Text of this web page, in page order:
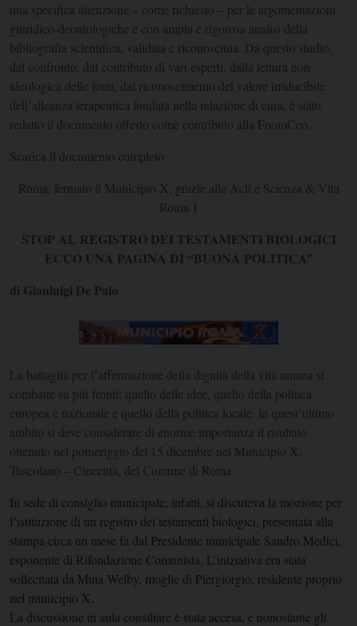
una specifica attenzione – come richiesto – per le argomentazioni
giuridico-deontologiche e con ampia e rigorosa analisi della
bibliografia scientifica, validata e riconosciuta. Da questo studio,
dal confronto, dal contributo di vari esperti, dalla lettura non
ideologica delle fonti, dal riconoscimento del valore irriducibile
dell’alleanza terapeutica fondata nella relazione di cura, è stato
redatto il documento offerto come contributo alla FnomCeo.
Scarica il documento completo
Roma, fermato il Municipio X, grazie alle Acli e Scienza & Vita
Roma 1
STOP AL REGISTRO DEI TESTAMENTI BIOLOGICI
ECCO UNA PAGINA DI “BUONA POLITICA”
di Gianluigi De Palo
La battaglia per l’affermazione della dignità della vita umana si
combatte su più fronti: quello delle idee, quello della politica
europea e nazionale e quello della politica locale. In quest’ultimo
ambito si deve considerare di enorme importanza il risultato
ottenuto nel pomeriggio del 15 dicembre nel Municipio X,
Tuscolano – Cinecittà, del Comune di Roma.
In sede di consiglio municipale, infatti, si discuteva la mozione per
l’istituzione di un registro dei testamenti biologici, presentata alla
stampa circa un mese fa dal Presidente municipale Sandro Medici,
esponente di Rifondazione Comunista. L’iniziativa era stata
sollecitata da Mina Welby, moglie di Piergiorgio, residente proprio
nel municipio X.
La discussione in aula consiliare è stata accesa, e nonostante gli